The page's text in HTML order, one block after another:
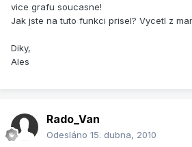
vice grafu soucasne!
Jak jste na tuto funkci prisel? Vycetl z
Diky,
Ales
Rado_Van
Odesláno 15. dubna, 2010